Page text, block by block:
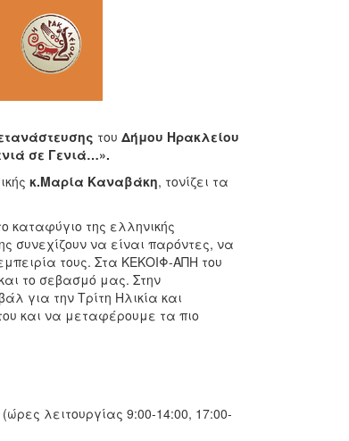
του Δήμου Ηρακλείου
σε Γενιά…».
κ.Μαρία Καναβάκη, τονίζει τα
καταφύγιο της ελληνικής
συνεχίζουν να είναι παρόντες, να
τους. Στα ΚΕΚΟΙΦ-ΑΠΗ του
το σεβασμό μας. Στην
για την Τρίτη Ηλικία και
και να μεταφέρουμε τα πιο
λειτουργίας 9:00-14:00, 17:00-